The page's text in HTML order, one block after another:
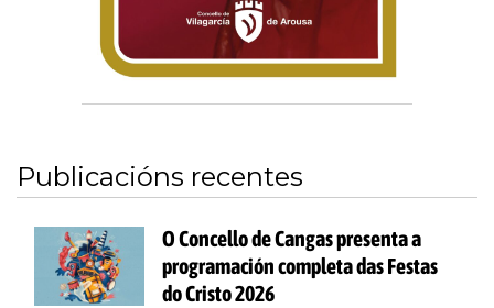
Publicacións recentes
O Concello de Cangas presenta a
programación completa das Festas
do Cristo 2026